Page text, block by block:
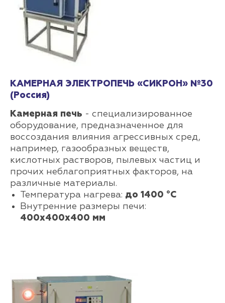
КАМЕРНАЯ ЭЛЕКТРОПЕЧЬ «СИКРОН» №30
(Россия)
Камерная печь - специализированное
оборудование, предназначенное для
воссоздания влияния агрессивных сред,
например, газообразных веществ,
кислотных растворов, пылевых частиц и
прочих неблагоприятных факторов, на
различные материалы.
Температура нагрева: до 1400 °С
Внутренние размеры печи:
400х400х400 мм